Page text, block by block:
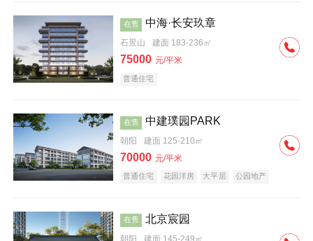
在售 中海·长安玖章
石景山 建面 183-236㎡
75000 元/平米
普通住宅
在售 中建璞园PARK
朝阳 建面 125-210㎡
70000 元/平米
普通住宅 花园洋房 大平层
公园地产
在售 北京宸园
朝阳 建面 145-249㎡